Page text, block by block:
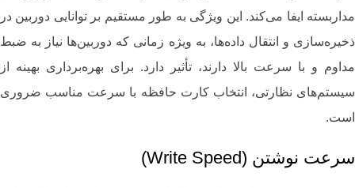
مداربسته ایفا می‌کند. این ویژگی به طور مستقیم بر توانایی دوربین در
ذخیره‌سازی و انتقال داده‌ها، به ویژه زمانی که دوربین‌ها نیاز به ضبط
مداوم و با سرعت بالا دارند، تأثیر دارد. برای بهره‌برداری بهینه از
سیستم‌های نظارتی، انتخاب کارت حافظه با سرعت مناسب ضروری
است.
سرعت نوشتن (Write Speed)